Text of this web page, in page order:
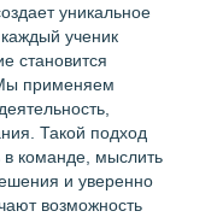
уникальное
ученик
становится
применяем
Такой подход
в команде, мыслить
и уверенно
возможность